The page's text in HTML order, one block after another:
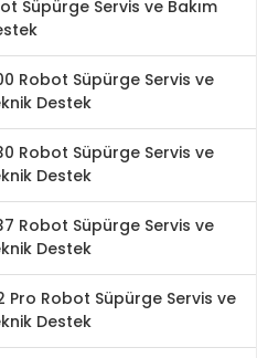
Süpürge Servis ve Bakım
Robot Süpürge Servis ve
Destek
Robot Süpürge Servis ve
Destek
Robot Süpürge Servis ve
Destek
Pro Robot Süpürge Servis ve
Destek